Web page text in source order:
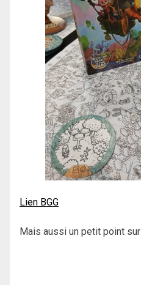
Lien BGG
Mais aussi un petit point sur